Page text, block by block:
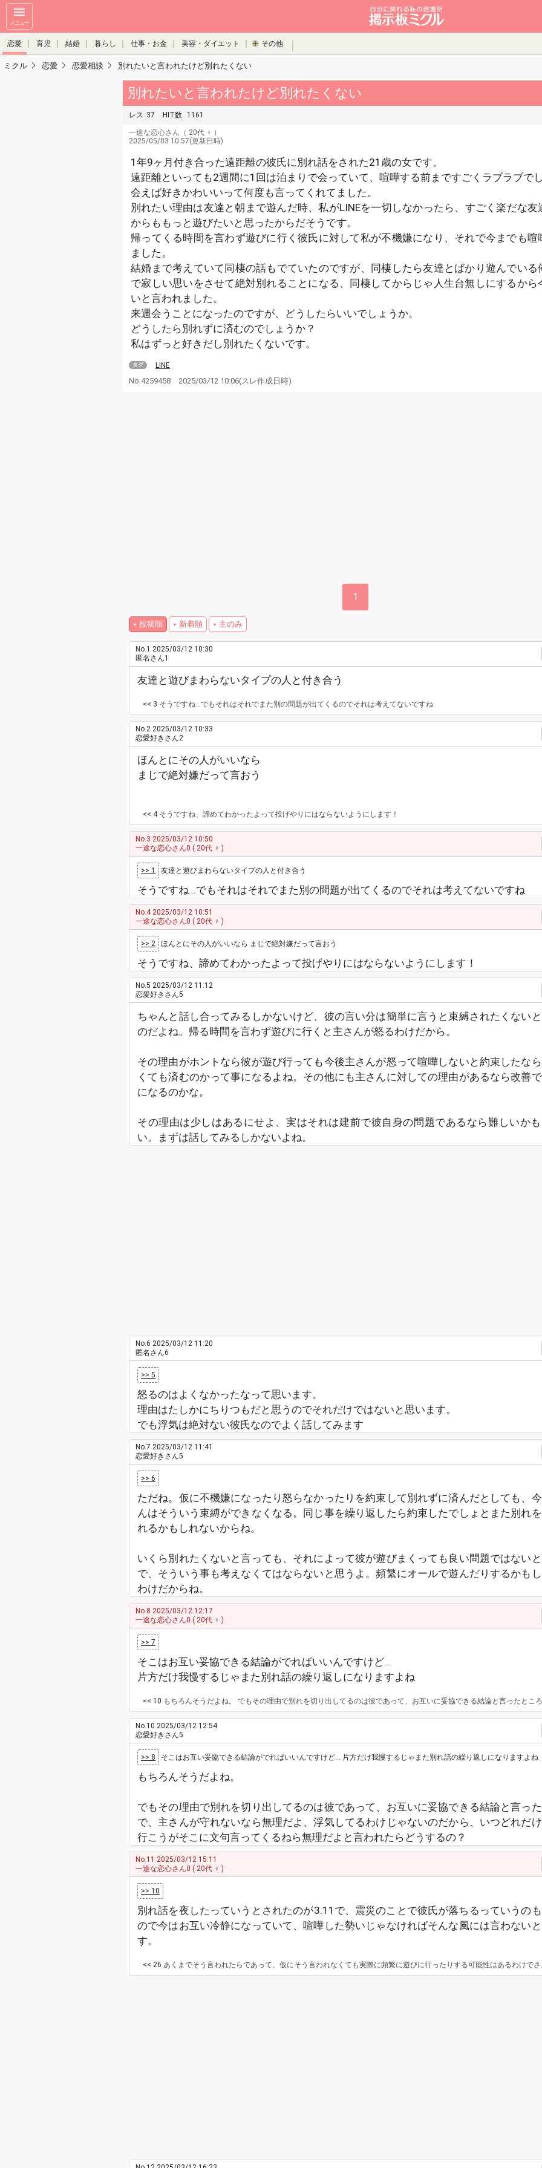
メニュー
恋愛 育児 結婚 暮らし 仕事・お金 美容・ダイエット その他
ミクル 恋愛 恋愛相談 別れたいと言われたけど別れたくない
別れたいと言われたけど別れたくない
レス 37 HIT数 1161
一途な恋心さん （ 20代 ♀ ）
2025/05/03 10:57(更新日時)
1年9ヶ月付き合った遠距離の彼氏に別れ話をされた21歳の女です。
遠距離といっても2週間に1回は泊まりで会っていて、喧嘩する前まですごくラブラブで
会えば好きかわいいって何度も言ってくれてました。
別れたい理由は友達と朝まで遊んだ時、私がLINEを一切しなかったら、すごく楽だな友
からももっと遊びたいと思ったからだそうです。
帰ってくる時間を言わず遊びに行く彼氏に対して私が不機嫌になり、それで今までも喧
ました。
結婚まで考えていて同棲の話もでていたのですが、同棲したら友達とばかり遊んでいる
で寂しい思いをさせて絶対別れることになる、同棲してからじゃ人生台無しにするから
いと言われました。
来週会うことになったのですが、どうしたらいいでしょうか。
どうしたら別れずに済むのでしょうか？
私はずっと好きだし別れたくないです。
タグ LINE
No.4259458 2025/03/12 10:06(スレ作成日時)
1
投稿順 新着順 主のみ
No.1 2025/03/12 10:30
匿名さん1
友達と遊びまわらないタイプの人と付き合う
<< 3 そうですね...でもそれはそれでまた別の問題が出てくるのでそれは考えてないですね
No.2 2025/03/12 10:33
恋愛好きさん2
ほんとにその人がいいなら
まじで絶対嫌だって言おう
<< 4そうですね、諦めてわかったよって投げやりにはならないようにします！
No.3 2025/03/12 10:50
一途な恋心さん0 ( 20代 ♀ )
>> 1 友達と遊びまわらないタイプの人と付き合う
そうですね...でもそれはそれでまた別の問題が出てくるのでそれは考えてないですね
No.42025/03/12 10:51
一途な恋心さん0 ( 20代 ♀ )
>> 2 ほんとにその人がいいなら まじで絶対嫌だって言おう
そうですね、諦めてわかったよって投げやりにはならないようにします！
No.5 2025/03/12 11:12
恋愛好きさん5
ちゃんと話し合ってみるしかないけど、彼の言い分は簡単に言うと束縛されたくない
のだよね。帰る時間を言わず遊びに行くと主さんが怒るわけだから。
その理由がホントなら彼が遊び行っても今後主さんが怒って喧嘩しないと約束したな
くても済むのかって事になるよね。その他にも主さんに対しての理由があるなら改善
になるのかな。
その理由は少しはあるにせよ、実はそれは建前で彼自身の問題であるなら難しいか
い。まずは話してみるしかないよね。
No.6 2025/03/12 11:20
匿名さん6
>> 5
怒るのはよくなかったなって思います。
理由はたしかにちりつもだと思うのでそれだけではないと思います。
でも浮気は絶対ない彼氏なのでよく話してみます
No.7 2025/03/12 11:41
恋愛好きさん5
>> 6
ただね。仮に不機嫌になったり怒らなかったりを約束して別れずに済んだとしても、
んはそういう束縛ができなくなる。同じ事を繰り返したら約束したでしょとまた別れ
れるかもしれないからね。
いくら別れたくないと言っても、それによって彼が遊びまくっても良い問題ではない
で、そういう事も考えなくてはならないと思うよ。頻繁にオールで遊んだりするかも
わけだからね。
No.8 2025/03/12 12:17
一途な恋心さん0 ( 20代 ♀ )
>> 7
そこはお互い妥協できる結論がでればいいんですけど...
片方だけ我慢するじゃまた別れ話の繰り返しになりますよね
<< 10 もちろんそうだよね。 でもその理由で別れを切り出してるのは彼であって、お互いに妥協できる結論と言ったところで、主さんが守れないなら無理だよ、浮気してるわけじゃないのだから、いつどれだけ遊びに行こうがそこに文句言ってくるねら無理だよと言われたら
No.10 2025/03/12 12:54
恋愛好きさん5
>> 8 そこはお互い妥協できる結論がでればいいんですけど... 片方だけ我慢するじゃまた別れ話の繰り返しになりますよね
もちろんそうだよね。
でもその理由で別れを切り出してるのは彼であって、お互いに妥協できる結論と言っ
で、主さんが守れないなら無理だよ、浮気してるわけじゃないのだから、いつどれだ
行こうがそこに文句言ってくるねら無理だよと言われたらどうするの？
No.11 2025/03/12 15:11
一途な恋心さん0 ( 20代 ♀ )
>> 10
別れ話を夜したっていうとされたのが3.11で、震災のことで彼氏が落ちるっていうの
ので今はお互い冷静になっていて、喧嘩した勢いじゃなければそんな風には言わない
す。
<< 26 あくまでそう言われたらであって、仮にそう言われなくても実際に頻繁に遊びに行ったりする可能性はあるわけでさ。 そういう行動されても文句は言いづらくなるよね。結局のところ彼の要望を飲んだ形になるわけだから、主さんの言う片方が我慢する、つまり主さんが我慢してるだけって事になるかもしれない。 何が言いたいかと言うと、片方が絶対に別れたくないと執着したら必然とそうなってしまう可能性があるんだよ。絶対に別れたくないではなく、あまりふざけた行動ばかりするなら主さんの方から無理だよとちゃんと言える人にならないと、それこそ彼の言いなりで、彼の好き勝手な行動に我慢する事しかできなくなるから、主さん自身もよく考える必要があると思うよ。 スレの感じからすると執着が強いように見えるから